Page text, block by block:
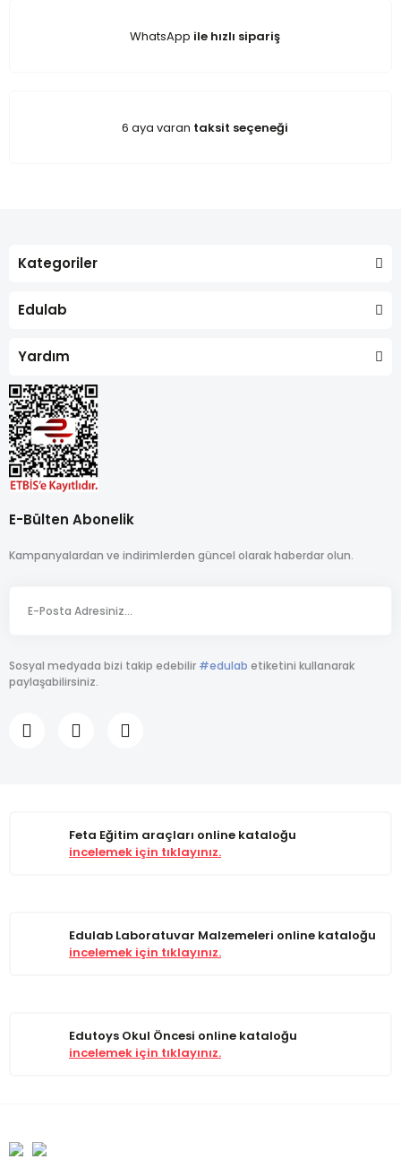
WhatsApp ile hızlı sipariş
6 aya varan taksit seçeneği
Kategoriler
Edulab
Yardım
E-Bülten Abonelik
Kampanyalardan ve indirimlerden güncel olarak haberdar olun.
Sosyal medyada bizi takip edebilir #edulab etiketini kullanarak
paylaşabilirsiniz.
Feta Eğitim araçları online kataloğu
incelemek için tıklayınız.
Edulab Laboratuvar Malzemeleri online kataloğu
incelemek için tıklayınız.
Edutoys Okul Öncesi online kataloğu
incelemek için tıklayınız.